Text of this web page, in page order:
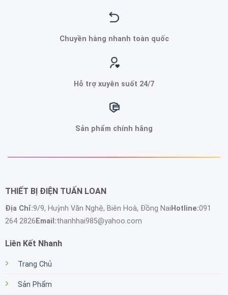
Chuyền hàng nhanh toàn quốc
Hỗ trợ xuyên suốt 24/7
Sản phẩm chính hãng
THIẾT BỊ ĐIỆN TUẤN LOAN
Địa Chỉ:9/9, Huỳnh Văn Nghệ, Biên Hoà, Đồng Nai Hotline:091
264 2826 Email:thanhhai985@yahoo.com
Liên Kết Nhanh
Trang Chủ
Sản Phẩm